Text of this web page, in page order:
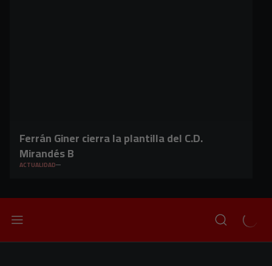
Ferrán Giner cierra la plantilla del C.D.
Mirandés B
ACTUALIDAD